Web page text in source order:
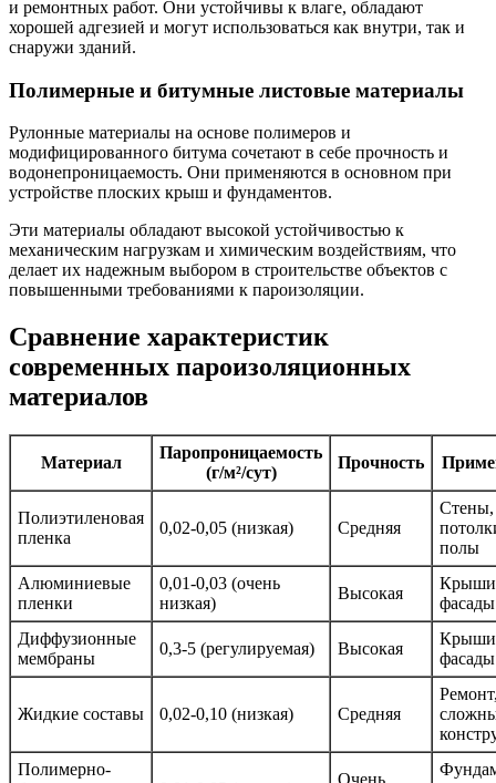
и ремонтных работ. Они устойчивы к влаге, обладают
хорошей адгезией и могут использоваться как внутри, так и
снаружи зданий.
Полимерные и битумные листовые материалы
Рулонные материалы на основе полимеров и
модифицированного битума сочетают в себе прочность и
водонепроницаемость. Они применяются в основном при
устройстве плоских крыш и фундаментов.
Эти материалы обладают высокой устойчивостью к
механическим нагрузкам и химическим воздействиям, что
делает их надежным выбором в строительстве объектов с
повышенными требованиями к пароизоляции.
Сравнение характеристик
современных пароизоляционных
материалов
Материал
Паропроницаемость
(г/м²/сут)
Прочность
Полиэтиленовая
пленка
0,02-0,05 (низкая) Средняя
Стены,
полы
Алюминиевые
пленки
0,01-0,03 (очень
низкая)
Высокая
фасады
Диффузионные
мембраны
0,3-5 (регулируемая) Высокая
фасады
Жидкие составы 0,02-0,10 (низкая) Средняя
Полимерно-